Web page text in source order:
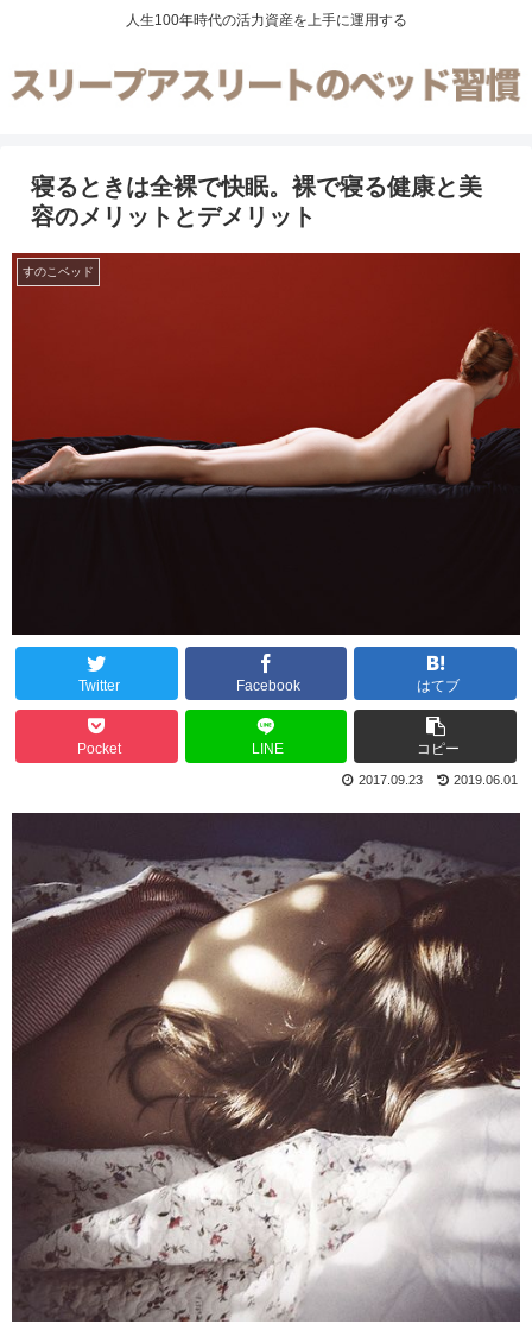
人生100年時代の活力資産を上手に運用する
寝るときは全裸で快眠。裸で寝る健康と美
容のメリットとデメリット
すのこベッド
Twitter Facebook はてブ
Pocket LINE コピー
2019.06.01
2017.09.23